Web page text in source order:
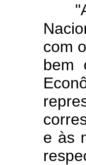
com
bem
e às